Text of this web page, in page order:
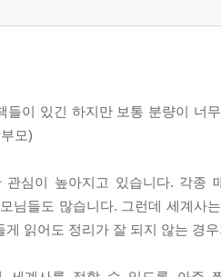
들이 있긴 하지만 보통 분량이 너
모)
관심이 높아지고 있습니다. 각종
님들도 많습니다. 그런데 세계사
게 읽어도 정리가 잘 되지 않는 경